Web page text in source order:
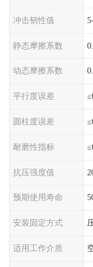
冲击韧性值
静态摩擦系数
动态摩擦系数
平行度误差
圆柱度误差
耐磨性指标
抗压强度值
预期使用寿命
安装固定方式
适用工作介质